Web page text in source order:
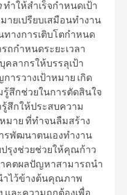
ทำให้สำเร็จกำหนดเป้า
ายเปรียบเสมือนทำงาน
ทางการเติบโตกำหนด
ถกำหนดระยะเวลา
คลากรให้บรรลุเป้า
ารวางเป้าหมาย เกิด
สึกช่วยในการตัดสินใจ
รู้สึกให้ประสบความ
มาย ที่ทำจนลืมสร้าง
รพัฒนาตนเองทำงาน
รุงช่วยช่วยให้คุณก้าว
คตผลปัญหาสามารถนำ
ำไว้ข้างต้นคุณภาพ
และความถูกต้องเพื่อ